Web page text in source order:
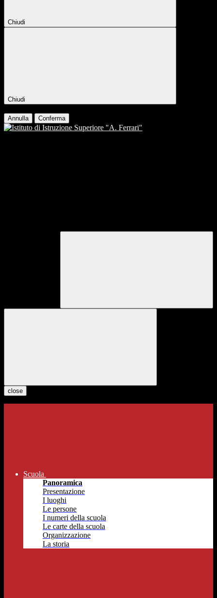
Chiudi
Chiudi
Annulla Conferma
close
Scuola
Panoramica
Presentazione
I luoghi
Le persone
I numeri della scuola
Le carte della scuola
Organizzazione
La storia